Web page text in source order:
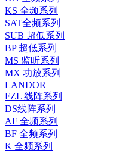
KS 全频系列
SAT全频系列
SUB 超低系列
BP 超低系列
MS 监听系列
MX 功放系列
LANDOR
FZL 线阵系列
DS线阵系列
AF 全频系列
BF 全频系列
K 全频系列